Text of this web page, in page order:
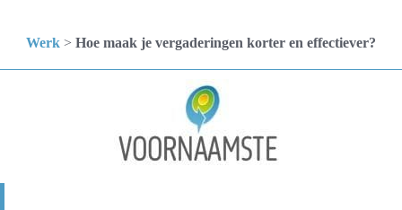
Werk > Hoe maak je vergaderingen korter en effectiever?